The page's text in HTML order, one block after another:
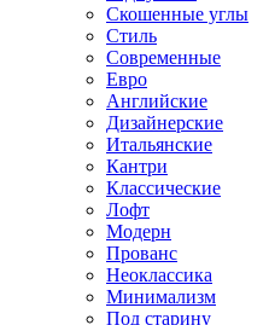
Скошенные углы
Стиль
Современные
Евро
Английские
Дизайнерские
Итальянские
Кантри
Классические
Лофт
Модерн
Прованс
Неоклассика
Минимализм
Под старину